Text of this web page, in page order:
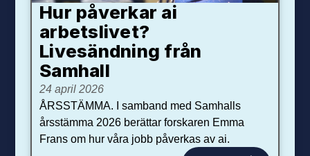
Hur påverkar ai
arbetslivet?
Livesändning från
Samhall
24 april 2026
ÅRSSTÄMMA. I samband med Samhalls
årsstämma 2026 berättar forskaren Emma
Frans om hur våra jobb påverkas av ai.